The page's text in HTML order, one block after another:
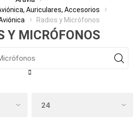
Auriculares, Accesorios
Radios y Micrófonos
Y MICRÓFONOS